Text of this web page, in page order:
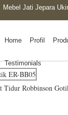
Mebel Jati Jepara
Home Profil
Testimonials